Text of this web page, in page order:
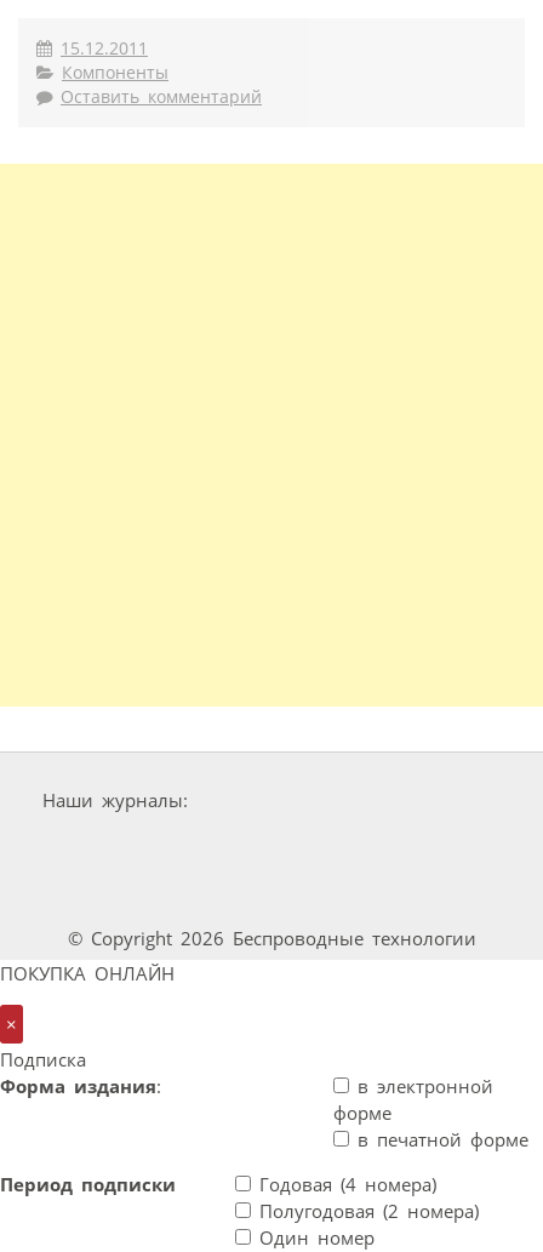
15.12.2011
Компоненты
Оставить комментарий
Наши журналы:
© Copyright 2026 Беспроводные технологии
ПОКУПКА ОНЛАЙН
×
Подписка
Форма издания:
в электронной
форме
в печатной форме
Период подписки
Годовая (4 номера)
Полугодовая (2 номера)
Один номер